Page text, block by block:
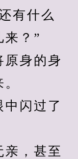
有什么
来？”
身的身
闪过了
，甚至